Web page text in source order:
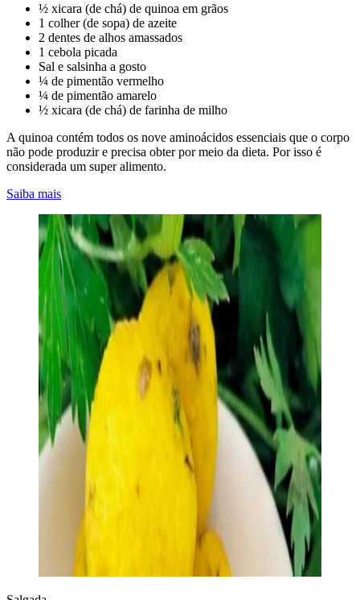
½ xicara (de chá) de quinoa em grãos
1 colher (de sopa) de azeite
2 dentes de alhos amassados
1 cebola picada
Sal e salsinha a gosto
¼ de pimentão vermelho
¼ de pimentão amarelo
½ xicara (de chá) de farinha de milho
A quinoa contém todos os nove aminoácidos essenciais que o corpo
não pode produzir e precisa obter por meio da dieta. Por isso é
considerada um super alimento.
Saiba mais